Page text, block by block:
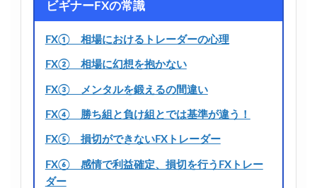
ビギナーFXの常識
FX① 相場におけるトレーダーの心理
FX② 相場に幻想を抱かない
FX③ メンタルを鍛えるの間違い
FX④ 勝ち組と負け組とでは基準が違う！
FX⑤ 損切ができないFXトレーダー
FX⑥ 感情で利益確定、損切を行うFXトレー
ダー